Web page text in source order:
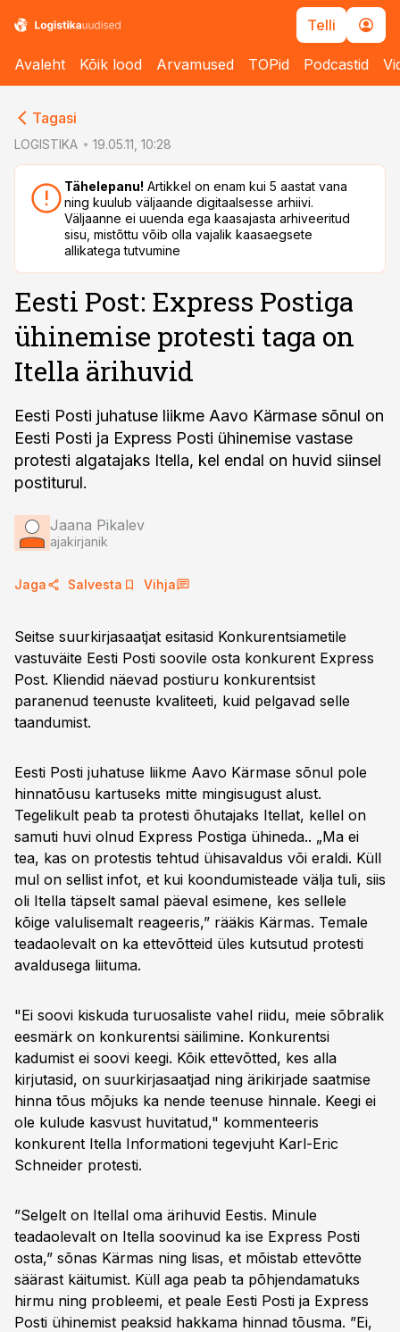
Telli
Avaleht Kõik lood Arvamused TOPid Podcastid
Tagasi
LOGISTIKA 19.05.11, 10:28
Tähelepanu! Artikkel on enam kui 5 aastat vana
ning kuulub väljaande digitaalsesse arhiivi.
Väljaanne ei uuenda ega kaasajasta arhiveeritud
sisu, mistõttu võib olla vajalik kaasaegsete
allikatega tutvumine
Eesti Post: Express Postiga
ühinemise protesti taga on
Itella ärihuvid
Eesti Posti juhatuse liikme Aavo Kärmase sõnul on
Eesti Posti ja Express Posti ühinemise vastase
protesti algatajaks Itella, kel endal on huvid siinsel
postiturul.
Jaana Pikalev
ajakirjanik
Jaga Salvesta Vihja
Seitse suurkirjasaatjat esitasid Konkurentsiametile
vastuväite Eesti Posti soovile osta konkurent Express
Post. Kliendid näevad postiuru konkurentsist
paranenud teenuste kvaliteeti, kuid pelgavad selle
taandumist.
Eesti Posti juhatuse liikme Aavo Kärmase sõnul pole
hinnatõusu kartuseks mitte mingisugust alust.
Tegelikult peab ta protesti õhutajaks Itellat, kellel on
samuti huvi olnud Express Postiga ühineda.. „Ma ei
tea, kas on protestis tehtud ühisavaldus või eraldi. Küll
mul on sellist infot, et kui koondumisteade välja tuli, siis
oli Itella täpselt samal päeval esimene, kes sellele
kõige valulisemalt reageeris,” rääkis Kärmas. Temale
teadaolevalt on ka ettevõtteid üles kutsutud protesti
avaldusega liituma.
"Ei soovi kiskuda turuosaliste vahel riidu, meie sõbralik
eesmärk on konkurentsi säilimine. Konkurentsi
kadumist ei soovi keegi. Kõik ettevõtted, kes alla
kirjutasid, on suurkirjasaatjad ning ärikirjade saatmise
hinna tõus mõjuks ka nende teenuse hinnale. Keegi ei
ole kulude kasvust huvitatud," kommenteeris
konkurent Itella Informationi tegevjuht Karl-Eric
Schneider protesti.
”Selgelt on Itellal oma ärihuvid Eestis. Minule
teadaolevalt on Itella soovinud ka ise Express Posti
osta,” sõnas Kärmas ning lisas, et mõistab ettevõtte
säärast käitumist. Küll aga peab ta põhjendamatuks
hirmu ning probleemi, et peale Eesti Posti ja Express
Posti ühinemist peaksid hakkama hinnad tõusma. ”Ei,